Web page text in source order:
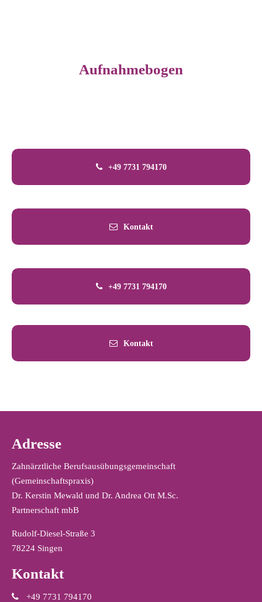
Aufnahmebogen
+49 7731 794170
Kontakt
+49 7731 794170
Kontakt
Adresse
Zahnärztliche Berufsausübungsgemeinschaft
(Gemeinschaftspraxis)
Dr. Kerstin Mewald und Dr. Andrea Ott M.Sc.
Partnerschaft mbB
Rudolf-Diesel-Straße 3
78224 Singen
Kontakt
+49 7731 794170